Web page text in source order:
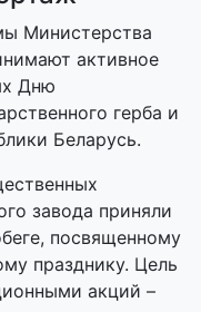
Министерства
активное
Дню
герба и
Беларусь.
завода приняли
посвященному
празднику. Цель
акций –